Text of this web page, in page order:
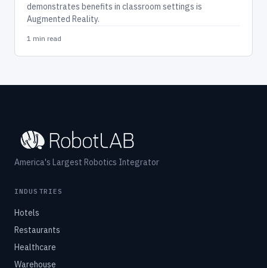
demonstrates benefits in classroom settings is
Augmented Reality.
1 min read
America's Largest Robotics Integrator
INDUSTRIES
Hotels
Restaurants
Healthcare
Warehouse